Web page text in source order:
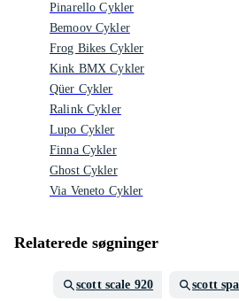
Pinarello Cykler
Bemoov Cykler
Frog Bikes Cykler
Kink BMX Cykler
Qüer Cykler
Ralink Cykler
Lupo Cykler
Finna Cykler
Ghost Cykler
Via Veneto Cykler
Relaterede søgninger
scott scale 920 scott